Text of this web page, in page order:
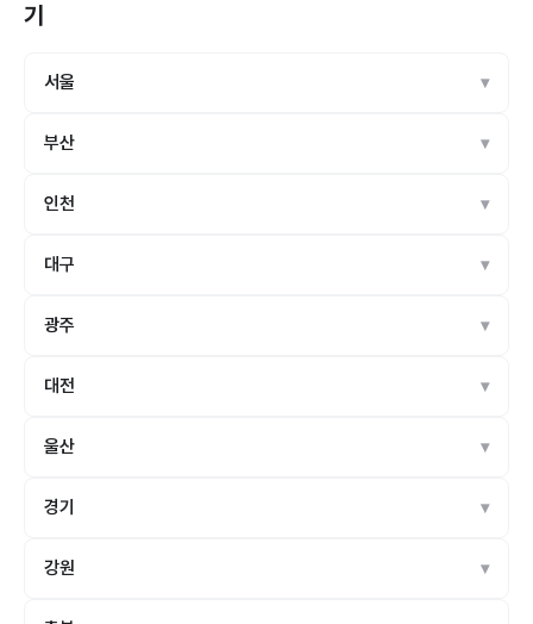
기
서울
부산
인천
대구
광주
대전
울산
경기
강원